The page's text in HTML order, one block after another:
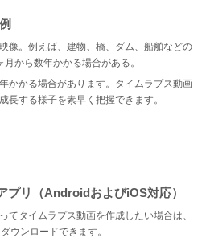
像。例えば、建物、橋、ダム、船舶などの
から数年かかる場合がある。
かかる場合があります。タイムラプス動画
長する様子を素早く把握できます。
プリ（AndroidおよびiOS対応）
てタイムラプス動画を作成したい場合は、
ウンロードできます。